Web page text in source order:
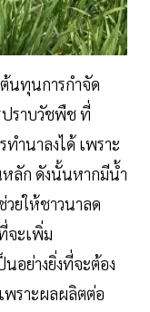
นทุนการกำจัด
ปราบวัชพืช ที่
ำนาลงได้ เพราะ
ลัก ดังนั้นหากมีน้ำ
วยให้ชาวนาลด
จะเพิ่ม
อย่างยิ่งที่จะต้อง
เพราะผลผลิตต่อ